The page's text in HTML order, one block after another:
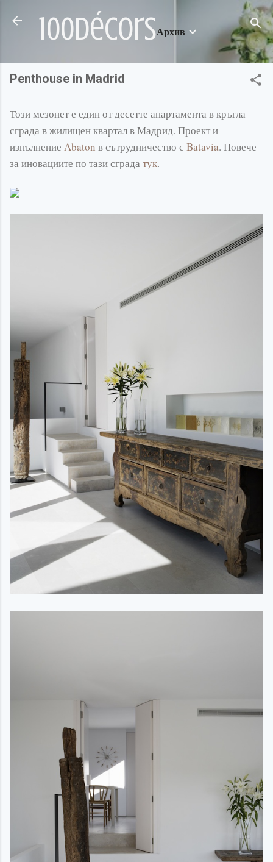
Пропускане към основното съдържание
100décorsАрхив
Penthouse in Madrid
Този мезонет е един от десетте апартамента в кръгла
сграда в жилищен квартал в Мадрид. Проект и
изпълнение Abaton в сътрудничество с Batavia. Повече
за иновациите по тази сграда тук.